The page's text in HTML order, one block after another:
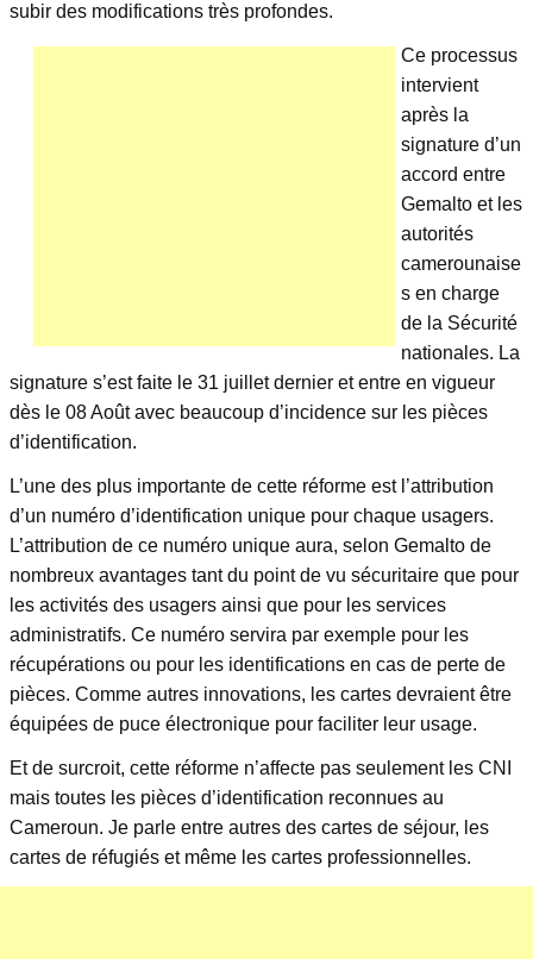
subir des modifications très profondes.
Ce processus
intervient
après la
signature d’un
accord entre
Gemalto et les
autorités
camerounaise
s en charge
de la Sécurité
nationales. La
signature s’est faite le 31 juillet dernier et entre en vigueur
dès le 08 Août avec beaucoup d’incidence sur les pièces
d’identification.
L’une des plus importante de cette réforme est l’attribution
d’un numéro d’identification unique pour chaque usagers.
L’attribution de ce numéro unique aura, selon Gemalto de
nombreux avantages tant du point de vu sécuritaire que pour
les activités des usagers ainsi que pour les services
administratifs. Ce numéro servira par exemple pour les
récupérations ou pour les identifications en cas de perte de
pièces. Comme autres innovations, les cartes devraient être
équipées de puce électronique pour faciliter leur usage.
Et de surcroit, cette réforme n’affecte pas seulement les CNI
mais toutes les pièces d’identification reconnues au
Cameroun. Je parle entre autres des cartes de séjour, les
cartes de réfugiés et même les cartes professionnelles.